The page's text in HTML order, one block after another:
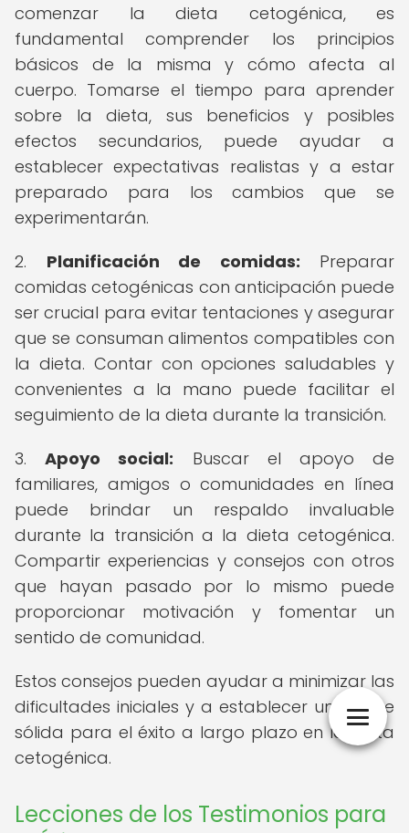
comenzar la dieta cetogénica, es
fundamental comprender los principios
básicos de la misma y cómo afecta al
cuerpo. Tomarse el tiempo para aprender
sobre la dieta, sus beneficios y posibles
efectos secundarios, puede ayudar a
establecer expectativas realistas y a estar
preparado para los cambios que se
experimentarán.
2. Planificación de comidas: Preparar
comidas cetogénicas con anticipación puede
ser crucial para evitar tentaciones y asegurar
que se consuman alimentos compatibles con
la dieta. Contar con opciones saludables y
convenientes a la mano puede facilitar el
seguimiento de la dieta durante la transición.
3.Apoyo social: Buscar el apoyo de
familiares, amigos o comunidades en línea
puede brindar un respaldo invaluable
durante la transición a la dieta cetogénica.
Compartir experiencias y consejos con otros
que hayan pasado por lo mismo puede
proporcionar motivación y fomentar un
sentido de comunidad.
Estos consejos pueden ayudar a minimizar las
dificultades iniciales y a establecer una base
sólida para el éxito a largo plazo en la dieta
cetogénica.
Lecciones de los Testimonios para